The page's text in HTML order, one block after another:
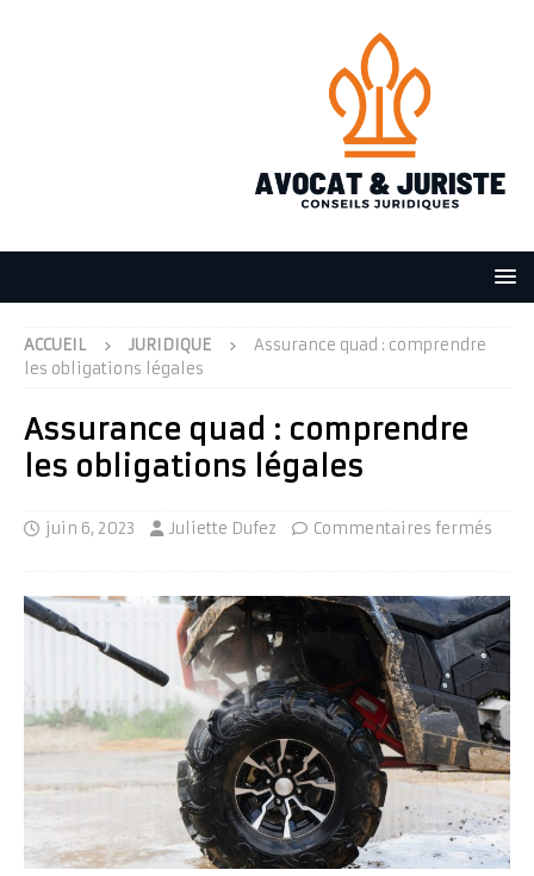
ACCUEIL JURIDIQUE
Assurance quad : comprendre
les obligations légales
Assurance quad : comprendre
les obligations légales
juin 6, 2023 Juliette Dufez Commentaires fermés